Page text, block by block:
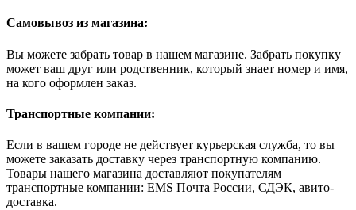
Самовывоз из магазина:
Вы можете забрать товар в нашем магазине. Забрать покупку
может ваш друг или родственник, который знает номер и имя,
на кого оформлен заказ.
Транспортные компании:
Если в вашем городе не действует курьерская служба, то вы
можете заказать доставку через транспортную компанию.
Товары нашего магазина доставляют покупателям
транспортные компании: EMS Почта России, СДЭК, авито-
доставка.